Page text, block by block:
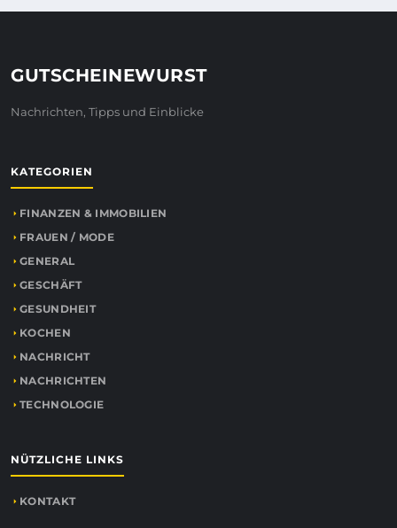
GUTSCHEINEWURST
Nachrichten, Tipps und Einblicke
KATEGORIEN
FINANZEN & IMMOBILIEN
FRAUEN / MODE
GENERAL
GESCHÄFT
GESUNDHEIT
KOCHEN
NACHRICHT
NACHRICHTEN
TECHNOLOGIE
NÜTZLICHE LINKS
KONTAKT